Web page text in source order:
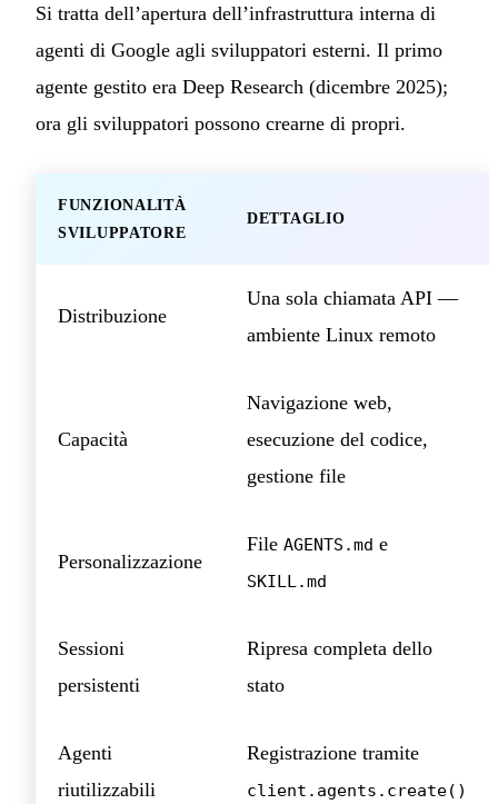
Si tratta dell’apertura dell’infrastruttura interna di
agenti di Google agli sviluppatori esterni. Il primo
agente gestito era Deep Research (dicembre 2025);
ora gli sviluppatori possono crearne di propri.
FUNZIONALITÀ
SVILUPPATORE
DETTAGLIO
Distribuzione
Una sola chiamata API —
ambiente Linux remoto
Capacità
Navigazione web,
esecuzione del codice,
gestione file
Personalizzazione
File AGENTS.md e
SKILL.md
Sessioni
persistenti
Ripresa completa dello
stato
Agenti
riutilizzabili
Registrazione tramite
client.agents.create()